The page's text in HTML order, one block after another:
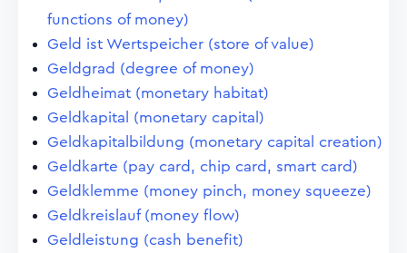
functions of money)
Geld ist Wertspeicher (store of value)
Geldgrad (degree of money)
Geldheimat (monetary habitat)
Geldkapital (monetary capital)
Geldkapitalbildung (monetary capital creation)
Geldkarte (pay card, chip card, smart card)
Geldklemme (money pinch, money squeeze)
Geldkreislauf (money flow)
Geldleistung (cash benefit)